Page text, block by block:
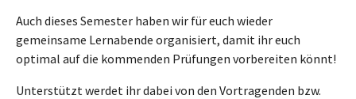
Auch dieses Semester haben wir für euch wieder
gemeinsame Lernabende organisiert, damit ihr euch
optimal auf die kommenden Prüfungen vorbereiten könnt!
Unterstützt werdet ihr dabei von den Vortragenden bzw.